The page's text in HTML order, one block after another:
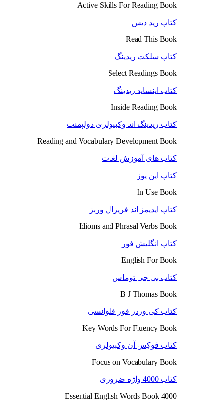
Active Skills For Reading Book
کتاب رید دیس
Read This Book
کتاب سلکت ریدینگ
Select Readings Book
کتاب اینساید ریدینگ
Inside Reading Book
کتاب ریدینگ اند وکبیولری دولپمنت
Reading and Vocabulary Development Book
کتاب های آموزش لغات
کتاب این یوز
In Use Book
کتاب ایدیمز اند فریزال وربز
Idioms and Phrasal Verbs Book
کتاب انگلیش فور
English For Book
کتاب بی جی توماس
B J Thomas Book
کتاب کی وردز فور فلوانسی
Key Words For Fluency Book
کتاب فوکِس آن وکبیولری
Focus on Vocabulary Book
کتاب 4000 واژه ضروری
4000 Essential English Words Book